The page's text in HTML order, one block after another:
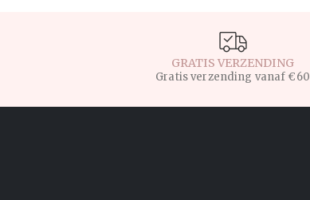
GRATIS VERZENDING
Gratis verzending vanaf €60